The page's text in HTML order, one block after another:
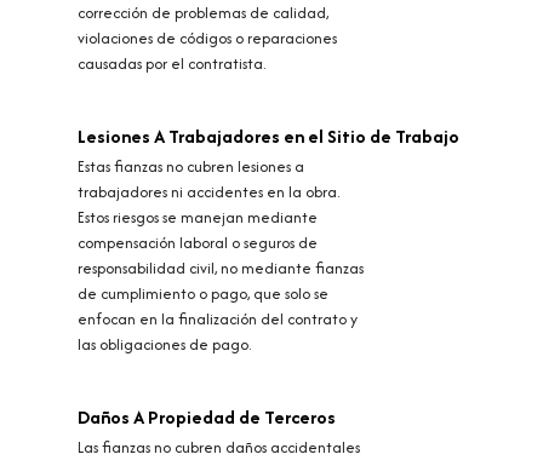
corrección de problemas de calidad,
violaciones de códigos o reparaciones
causadas por el contratista.
Lesiones A Trabajadores en el Sitio de Trabajo
Estas fianzas no cubren lesiones a
trabajadores ni accidentes en la obra.
Estos riesgos se manejan mediante
compensación laboral o seguros de
responsabilidad civil, no mediante fianzas
de cumplimiento o pago, que solo se
enfocan en la finalización del contrato y
las obligaciones de pago.
Daños A Propiedad de Terceros
Las fianzas no cubren daños accidentales